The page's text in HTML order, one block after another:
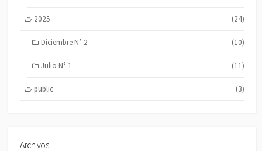
2025 (24)
Diciembre N° 2 (10)
Julio N° 1 (11)
public (3)
Archivos